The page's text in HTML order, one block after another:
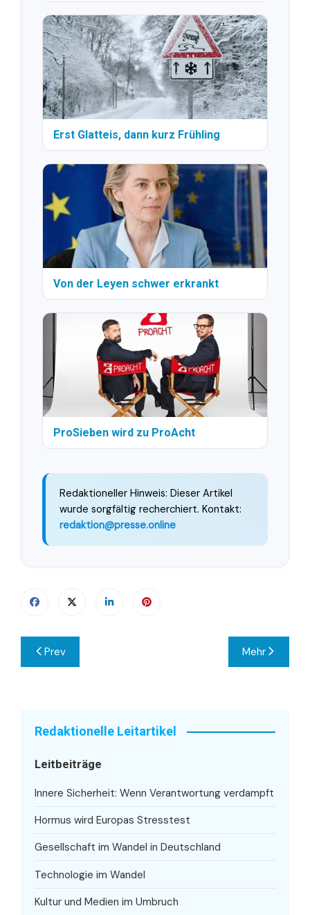
Erst Glatteis, dann kurz Frühling
Von der Leyen schwer erkrankt
ProSieben wird zu ProAcht
Redaktioneller Hinweis: Dieser Artikel
wurde sorgfältig recherchiert. Kontakt:
redaktion@presse.online
Beitragsnavigation
Prev Mehr
Redaktionelle Leitartikel
Leitbeiträge
Innere Sicherheit: Wenn Verantwortung verdampft
Hormus wird Europas Stresstest
Gesellschaft im Wandel in Deutschland
Technologie im Wandel
Kultur und Medien im Umbruch